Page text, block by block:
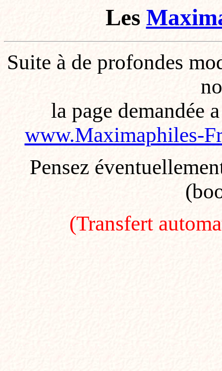
Les
Suite à de profondes
la page demandée
www.Maximaphiles-
Pensez
(Transfert